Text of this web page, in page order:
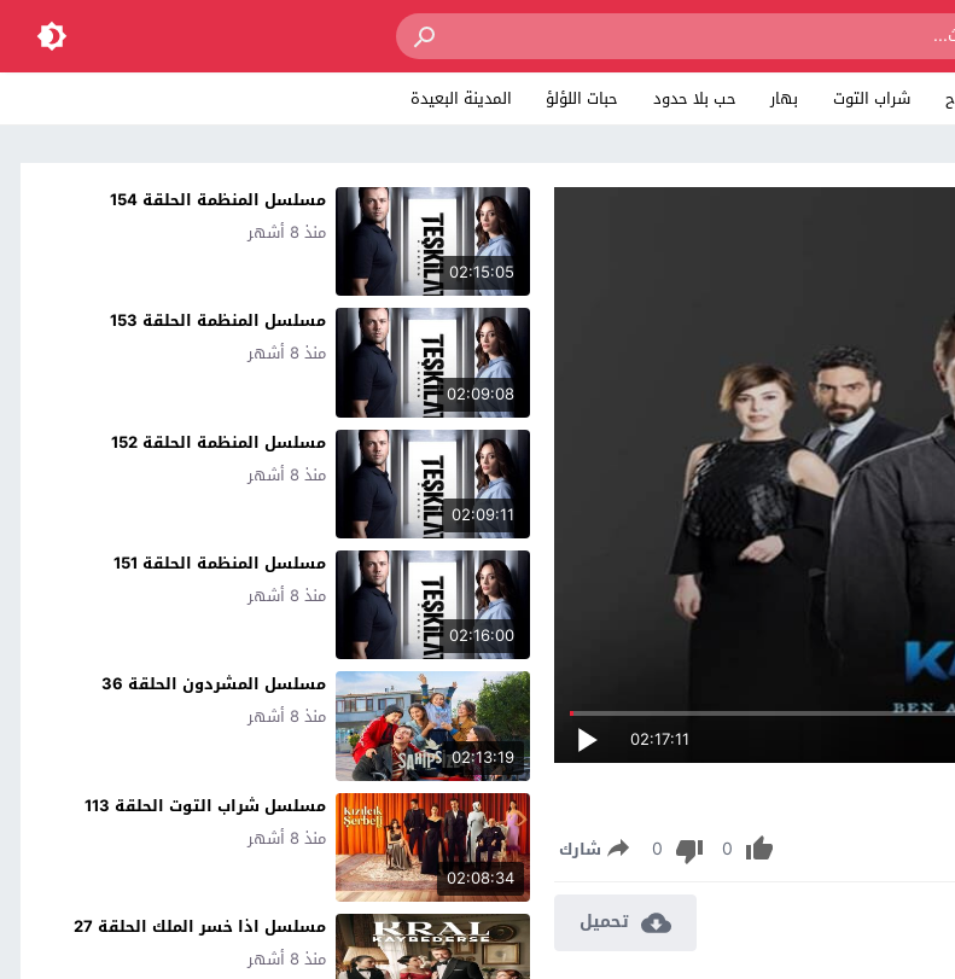
شراب التوت بهار حب بلا حدود حبات اللؤلؤ المدينة البعيدة
02:17:11
0
0 شارك
تحميل
02:15:05
مسلسل المنظمة الحلقة 154
منذ 8 أشهر
02:09:08
مسلسل المنظمة الحلقة 153
منذ 8 أشهر
02:09:11
مسلسل المنظمة الحلقة 152
منذ 8 أشهر
02:16:00
مسلسل المنظمة الحلقة 151
منذ 8 أشهر
02:13:19
مسلسل المشردون الحلقة 36
منذ 8 أشهر
02:08:34
مسلسل شراب التوت الحلقة 113
منذ 8 أشهر
مسلسل اذا خسر الملك الحلقة 27
منذ 8 أشهر